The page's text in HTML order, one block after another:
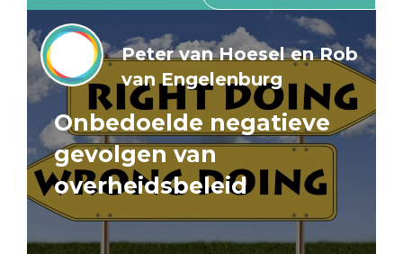
Peter van Hoesel en Rob
van Engelenburg
Onbedoelde negatieve
gevolgen van
overheidsbeleid